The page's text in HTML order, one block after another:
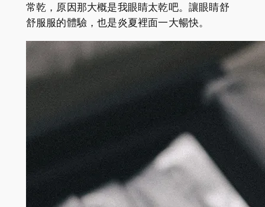
常乾，原因那大概是我眼睛太乾吧。讓眼睛舒
舒服服的體驗，也是炎夏裡面一大暢快。